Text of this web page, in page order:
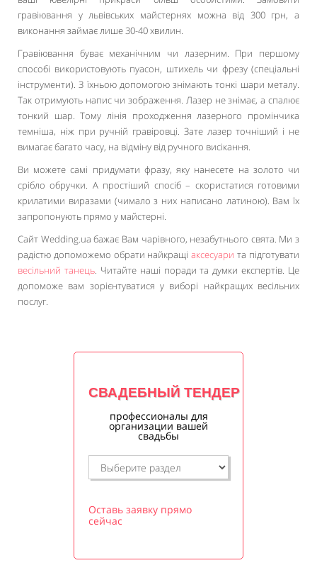
гравіювання у львівських майстернях можна від 300 грн, а
виконання займає лише 30-40 хвилин.
Гравіювання буває механічним чи лазерним. При першому
способі використовують пуасон, штихель чи фрезу (спеціальні
інструменти). З їхньою допомогою знімають тонкі шари металу.
Так отримують напис чи зображення. Лазер не знімає, а спалює
тонкий шар. Тому лінія проходження лазерного промінчика
темніша, ніж при ручній гравіровці. Зате лазер точніший і не
вимагає багато часу, на відміну від ручного висікання.
Ви можете самі придумати фразу, яку нанесете на золото чи
срібло обручки. А простіший спосіб – скористатися готовими
крилатими виразами (чимало з них написано латиною). Вам їх
запропонують прямо у майстерні.
Сайт Wedding.ua бажає Вам чарівного, незабутнього свята. Ми з
радістю допоможемо обрати найкращіаксесуари та підготувати
весільний танець. Читайте наші поради та думки експертів. Це
допоможе вам зорієнтуватися у виборі найкращих весільних
послуг.
СВАДЕБНЫЙ ТЕНДЕР
профессионалы для
организации вашей
свадьбы
Оставь заявку прямо
сейчас